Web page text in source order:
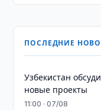
ПОСЛЕДНИЕ
Узбекистан
новые проекты
11:00 · 07/08